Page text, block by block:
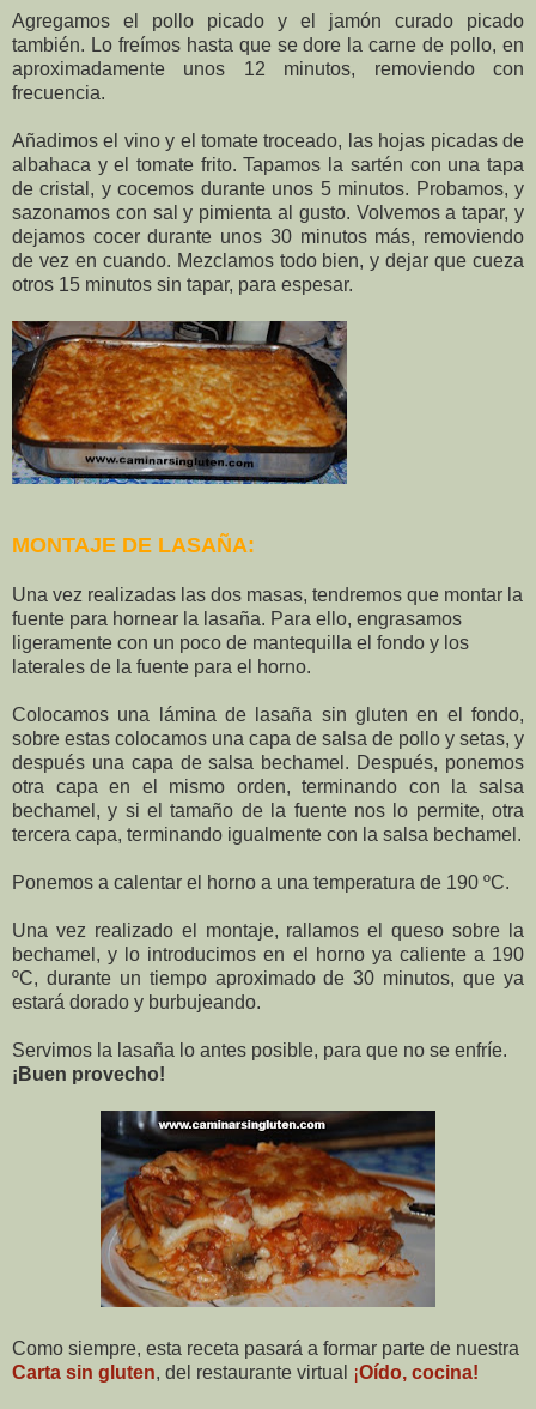
Agregamos el pollo picado y el jamón curado picado
también. Lo freímos hasta que se dore la carne de pollo, en
aproximadamente unos 12 minutos, removiendo con
frecuencia.
Añadimos el vino y el tomate troceado, las hojas picadas de
albahaca y el tomate frito. Tapamos la sartén con una tapa
de cristal, y cocemos durante unos 5 minutos. Probamos, y
sazonamos con sal y pimienta al gusto. Volvemos a tapar, y
dejamos cocer durante unos 30 minutos más, removiendo
de vez en cuando. Mezclamos todo bien, y dejar que cueza
otros 15 minutos sin tapar, para espesar.
MONTAJE DE LASAÑA:
Una vez realizadas las dos masas, tendremos que montar la
fuente para hornear la lasaña. Para ello, engrasamos
ligeramente con un poco de mantequilla el fondo y los
laterales de la fuente para el horno.
Colocamos una lámina de lasaña sin gluten en el fondo,
sobre estas colocamos una capa de salsa de pollo y setas, y
después una capa de salsa bechamel. Después, ponemos
otra capa en el mismo orden, terminando con la salsa
bechamel, y si el tamaño de la fuente nos lo permite, otra
tercera capa, terminando igualmente con la salsa bechamel.
Ponemos a calentar el horno a una temperatura de 190 ºC.
Una vez realizado el montaje, rallamos el queso sobre la
bechamel, y lo introducimos en el horno ya caliente a 190
ºC, durante un tiempo aproximado de 30 minutos, que ya
estará dorado y burbujeando.
Servimos la lasaña lo antes posible, para que no se enfríe.
¡Buen provecho!
Como siempre, esta receta pasará a formar parte de nuestra
Carta sin gluten, del restaurante virtual ¡Oído, cocina!